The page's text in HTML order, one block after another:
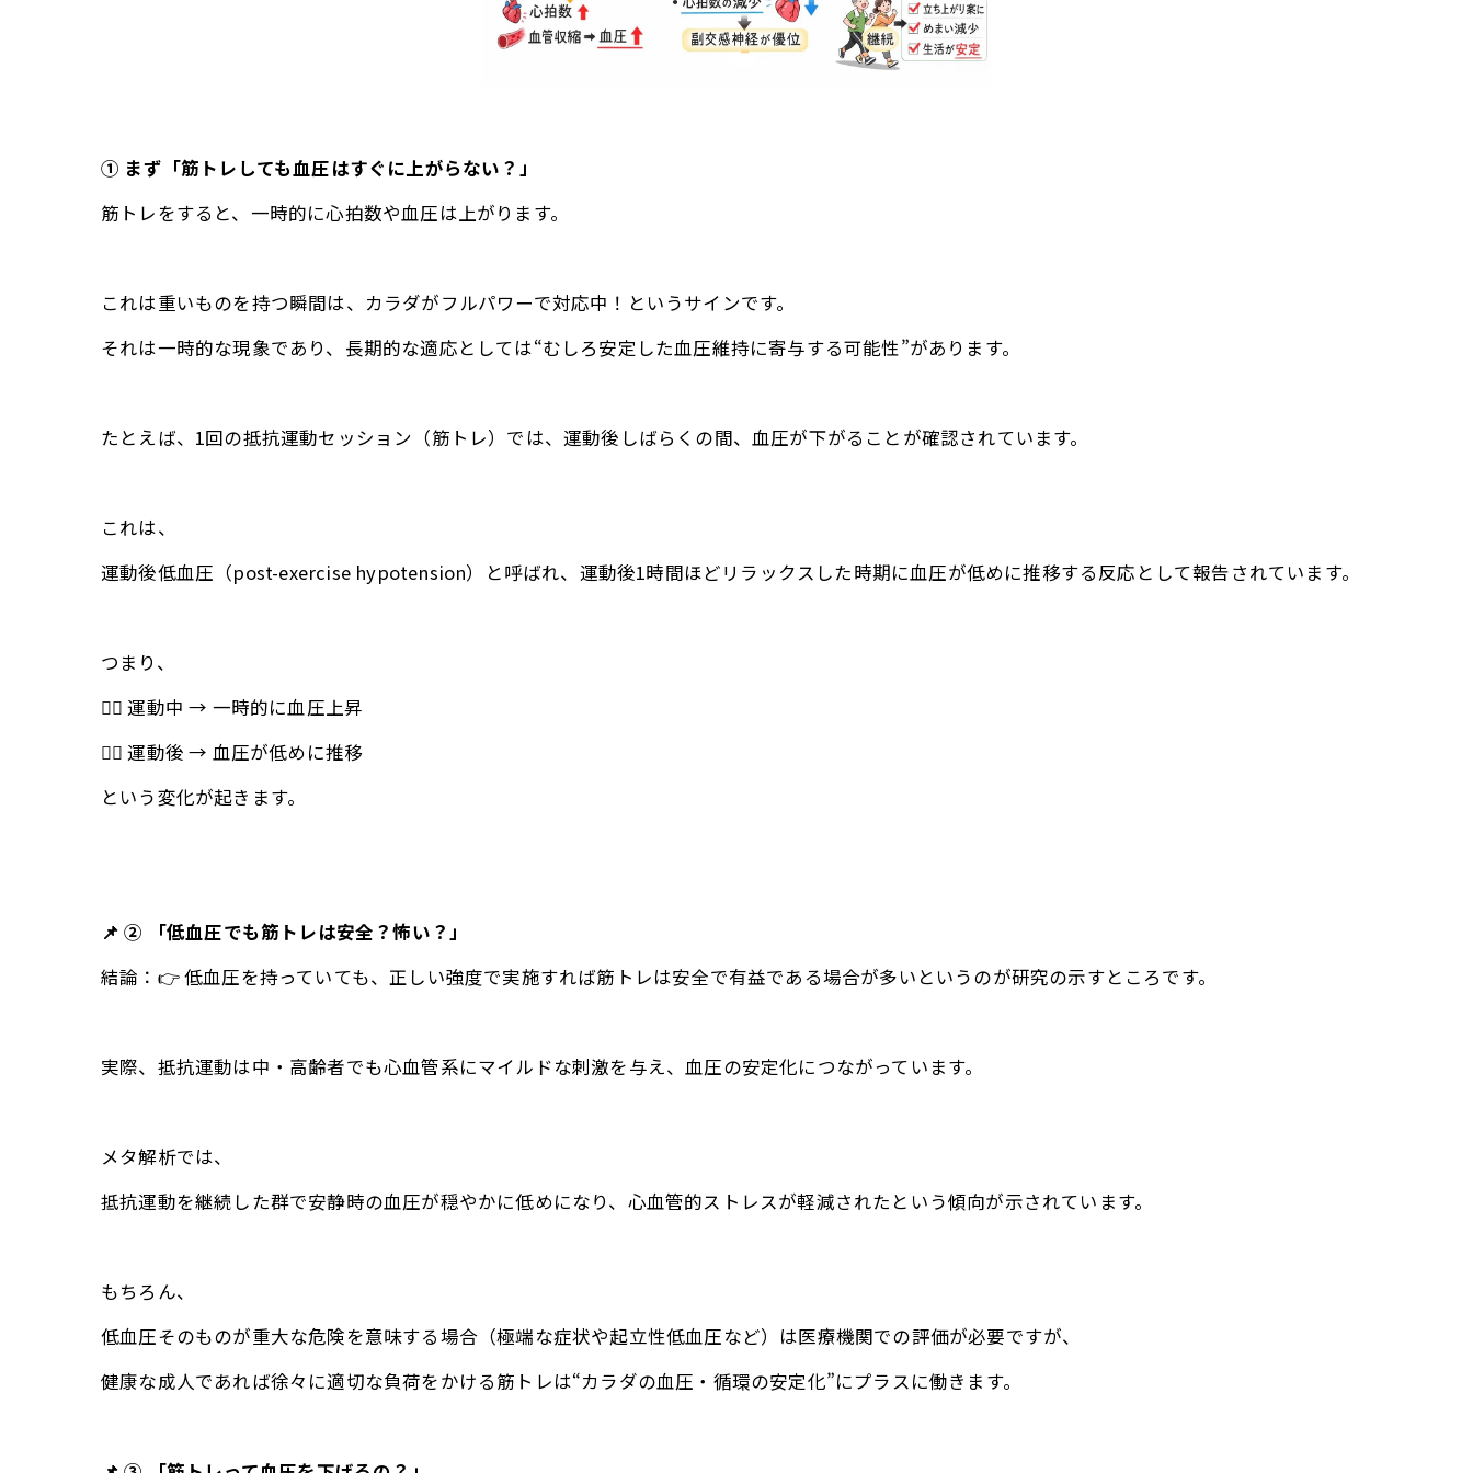
① まず「筋トレしても血圧はすぐに上がらない？」
筋トレをすると、一時的に心拍数や血圧は上がります。
これは重いものを持つ瞬間は、カラダがフルパワーで対応中！というサインです。
それは一時的な現象であり、長期的な適応としては“むしろ安定した血圧維持に寄与する可能性”があります。
たとえば、1回の抵抗運動セッション（筋トレ）では、運動後しばらくの間、血圧が下がることが確認されています。
これは、
運動後低血圧（post-exercise hypotension）と呼ばれ、運動後1時間ほどリラックスした時期に血圧が低めに推移する反応として報告されています。
つまり、
🏋️‍♂️ 運動中 → 一時的に血圧上昇
🧘‍♂️ 運動後 → 血圧が低めに推移
という変化が起きます。
📌 ② 「低血圧でも筋トレは安全？怖い？」
結論：👉 低血圧を持っていても、正しい強度で実施すれば筋トレは安全で有益である場合が多いというのが研究の示すところです。
実際、抵抗運動は中・高齢者でも心血管系にマイルドな刺激を与え、血圧の安定化につながっています。
メタ解析では、
抵抗運動を継続した群で安静時の血圧が穏やかに低めになり、心血管的ストレスが軽減されたという傾向が示されています。
もちろん、
低血圧そのものが重大な危険を意味する場合（極端な症状や起立性低血圧など）は医療機関での評価が必要ですが、
健康な成人であれば徐々に適切な負荷をかける筋トレは“カラダの血圧・循環の安定化”にプラスに働きます。